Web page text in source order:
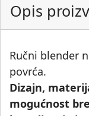
Opis
Ručni blender
povrća.
Dizajn,
mogućnost